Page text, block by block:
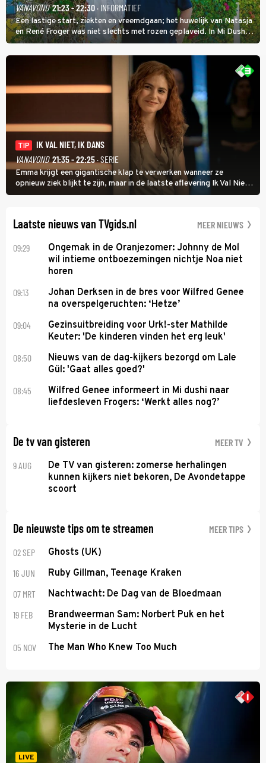
VANAVOND 21:23 - 22:30 · INFORMATIEF
Een lastige start, ziekten en vreemdgaan; het huwelijk van Natasja
en René Froger was niet slechts met rozen geplaveid. In Mi Dushi:
Wat Is Dan Liefde? neemt Wilfred Genee het showbizzkoppel mee
uit vissen om het over de liefde te hebben.
TIP
IK VAL NIET, IK DANS
VANAVOND 21:35 - 22:25· SERIE
Emma krijgt een gigantische klap te verwerken wanneer ze
opnieuw ziek blijkt te zijn, maar in de laatste aflevering Ik Val Niet,
Ik Dans laat ze zien dat ze niet van plan is op te geven, zelfs als ze
Laatste nieuws van TVgids.nl MEER NIEUWS
09:29
Ongemak in de Oranjezomer: Johnny de Mol
wil intieme ontboezemingen nichtje Noa niet
horen
09:13
Johan Derksen in de bres voor Wilfred Genee
na overspelgeruchten: ‘Hetze’
09:04
Gezinsuitbreiding voor Urk!-ster Mathilde
Keuter: 'De kinderen vinden het erg leuk'
08:50
Nieuws van de dag-kijkers bezorgd om Lale
Gül: 'Gaat alles goed?'
08:45
Wilfred Genee informeert in Mi dushi naar
liefdesleven Frogers: ‘Werkt alles nog?’
De tv van gisteren MEER TV
9 AUG
De TV van gisteren: zomerse herhalingen
kunnen kijkers niet bekoren, De Avondetappe
scoort
De nieuwste tips om te streamen MEER TIPS
02 SEP Ghosts (UK)
16 JUN Ruby Gillman, Teenage Kraken
07 MRT Nachtwacht: De Dag van de Bloedmaan
19 FEB
Brandweerman Sam: Norbert Puk en het
Mysterie in de Lucht
05 NOV The Man Who Knew Too Much
LIVE